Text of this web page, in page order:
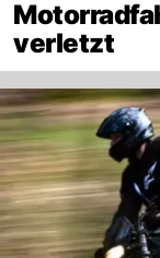
verletzt